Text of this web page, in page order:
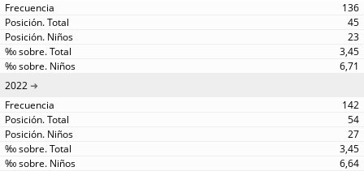
136
45
23
3,45
6,71
2022
142
54
27
3,45
6,64